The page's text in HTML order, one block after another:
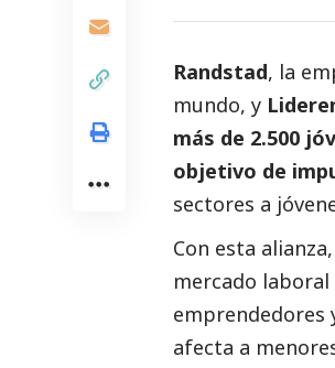
Randstad, la
mundo, y
más de 2.500
objetivo de
sectores a
Con esta
mercado
emprendedores
afecta a